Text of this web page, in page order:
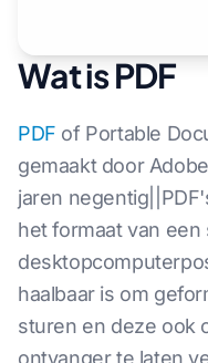
Wat is PDF
PDF of Portable
gemaakt door
jaren
het formaat van een
haalbaar is om
sturen en deze ook
ontvanger te laten